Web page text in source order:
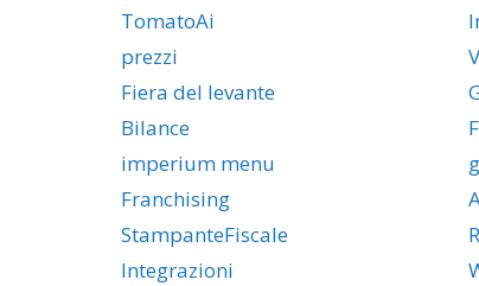
TomatoAi
prezzi
Fiera del levante
Bilance
imperium menu
Franchising
StampanteFiscale
Integrazioni